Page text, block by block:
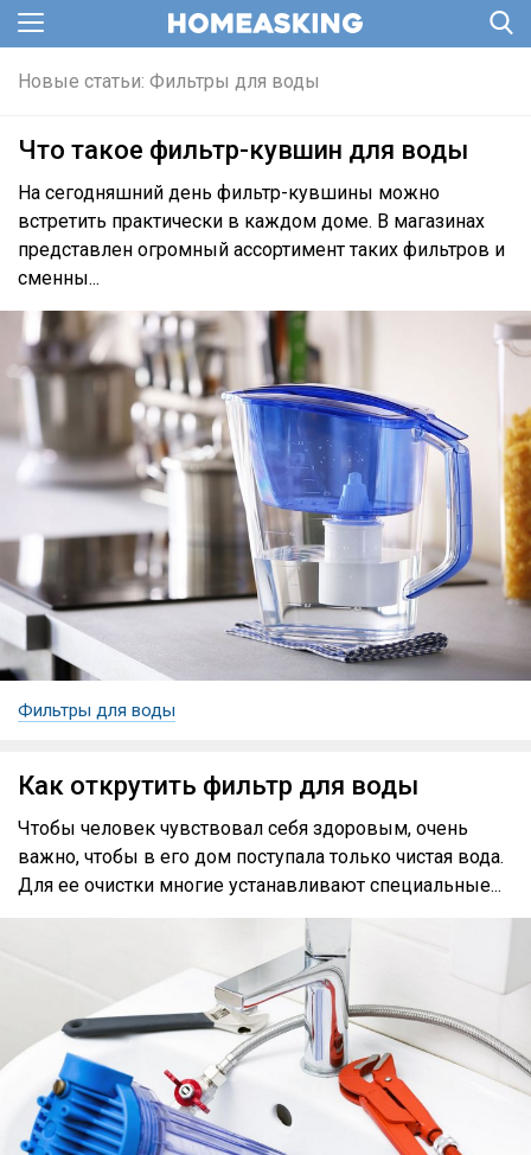
Новые статьи: Фильтры для воды
Что такое фильтр-кувшин для воды
На сегодняшний день фильтр-кувшины можно
встретить практически в каждом доме. В магазинах
представлен огромный ассортимент таких фильтров и
сменны...
Фильтры для воды
Как открутить фильтр для воды
Чтобы человек чувствовал себя здоровым, очень
важно, чтобы в его дом поступала только чистая вода.
Для ее очистки многие устанавливают специальные...